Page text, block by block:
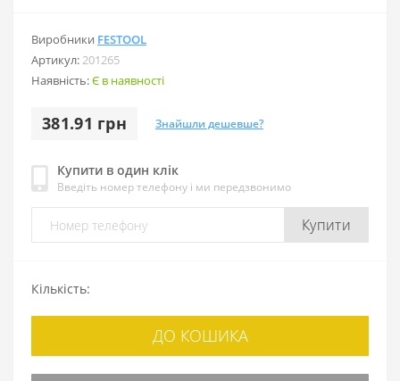
Виробники FESTOOL
Артикул:201265
Наявність:Є в наявності
381.91 грн Знайшли дешевше?
Купити в один клік
Введіть номер телефону і ми передзвонимо
Купити
Кількість:
ДО КОШИКА